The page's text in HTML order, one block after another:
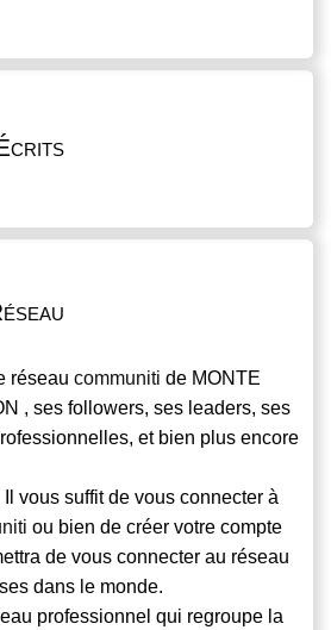
réseau communiti de MONTE
, ses followers, ses leaders, ses
et bien plus encore
vous suffit de vous connecter à
ou bien de créer votre compte
de vous connecter au réseau
dans le monde.
professionnel qui regroupe la